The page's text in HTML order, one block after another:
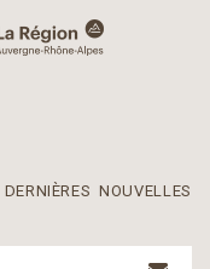
NOUVELLES